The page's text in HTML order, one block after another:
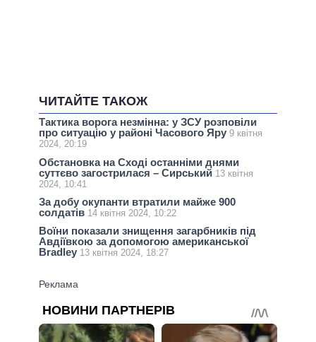
ЧИТАЙТЕ ТАКОЖ
Тактика ворога незмінна: у ЗСУ розповіли
про ситуацію у районі Часового Яру 9 квітня
2024, 20:19
​​Обстановка на Сході останніми днями
суттєво загострилася – Сирський 13 квітня
2024, 10:41
За добу окупанти втратили майже 900
солдатів 14 квітня 2024, 10:22
Воїни показали знищення загарбників під
Авдіївкою за допомогою американської
Bradley 13 квітня 2024, 18:27